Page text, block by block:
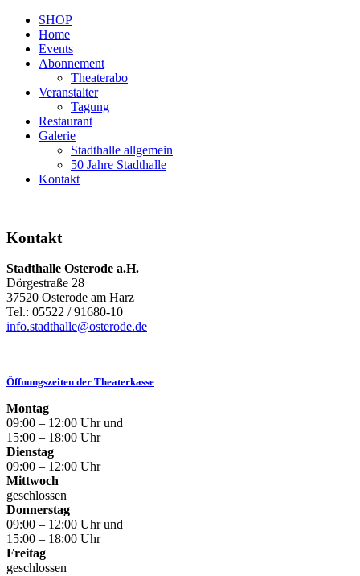
SHOP
Home
Events
Abonnement
Theaterabo
Veranstalter
Tagung
Restaurant
Galerie
Stadthalle allgemein
50 Jahre Stadthalle
Kontakt
Kontakt
Stadthalle Osterode a.H.
Dörgestraße 28
37520 Osterode am Harz
Tel.: 05522 / 91680-10
info.stadthalle@osterode.de
Öffnungszeiten der Theaterkasse
Montag
09:00 – 12:00 Uhr und
15:00 – 18:00 Uhr
Dienstag
09:00 – 12:00 Uhr
Mittwoch
geschlossen
Donnerstag
09:00 – 12:00 Uhr und
15:00 – 18:00 Uhr
Freitag
geschlossen